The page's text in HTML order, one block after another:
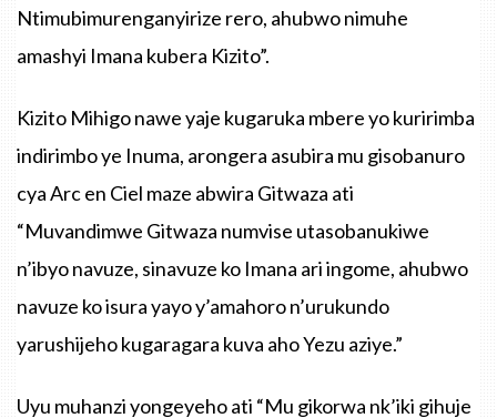
Ntimubimurenganyirize rero, ahubwo nimuhe
amashyi Imana kubera Kizito”.
Kizito Mihigo nawe yaje kugaruka mbere yo kuririmba
indirimbo ye Inuma, arongera asubira mu gisobanuro
cya Arc en Ciel maze abwira Gitwaza ati
“Muvandimwe Gitwaza numvise utasobanukiwe
n’ibyo navuze, sinavuze ko Imana ari ingome, ahubwo
navuze ko isura yayo y’amahoro n’urukundo
yarushijeho kugaragara kuva aho Yezu aziye.”
Uyu muhanzi yongeyeho ati “Mu gikorwa nk’iki gihuje